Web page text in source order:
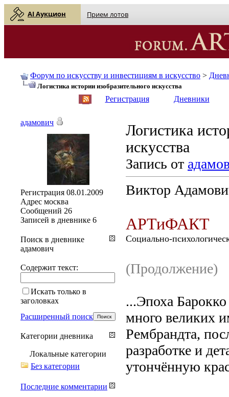
AI Аукцион Прием лотов
Форум по искусству и инвестициям в искусство >
Логистика истории изобразительного искусства
Регистрация Дневники
Логистика
искусства
Запись от
Виктор
АРТиФАКТ
Социально-
(Продолжение)
...Эпоха
много великих
Рембрандта,
разработке и
утончённую
адамович
Регистрация 08.01.2009
Адрес москва
Сообщений 26
Записей в дневнике 6
Поиск в дневнике
адамович
Содержит текст:
Искать только в
заголовках
Расширенный поиск
Категории дневника
Локальные категории
Без категории
Последние комментарии